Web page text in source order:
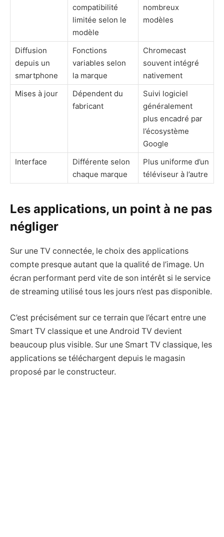
compatibilité
limitée selon le
modèle
nombreux
modèles
Diffusion
depuis un
smartphone
Fonctions
variables selon
la marque
Chromecast
souvent intégré
nativement
Mises à jour
Dépendent du
fabricant
Suivi logiciel
généralement
plus encadré par
l’écosystème
Google
Interface
Différente selon
chaque marque
Plus uniforme d’un
téléviseur à l’autre
Les applications, un point à ne pas
négliger
Sur une TV connectée, le choix des applications
compte presque autant que la qualité de l’image. Un
écran performant perd vite de son intérêt si le service
de streaming utilisé tous les jours n’est pas disponible.
C’est précisément sur ce terrain que l’écart entre une
Smart TV classique et une Android TV devient
beaucoup plus visible. Sur une Smart TV classique, les
applications se téléchargent depuis le magasin
proposé par le constructeur.